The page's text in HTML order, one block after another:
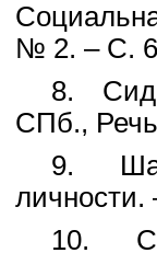
№ 2. – С.
8.
СПб.,
9.
личности.
10.